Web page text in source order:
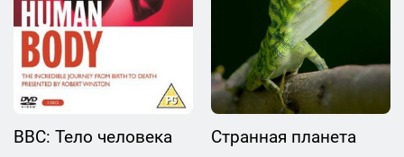
BBC: Тело человека Странная планета